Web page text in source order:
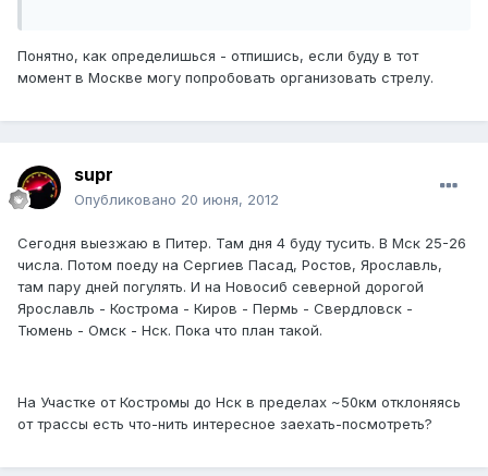
Понятно, как определишься - отпишись, если буду в тот
момент в Москве могу попробовать организовать стрелу.
supr
Опубликовано 20 июня, 2012
Сегодня выезжаю в Питер. Там дня 4 буду тусить. В Мск 25-26
числа. Потом поеду на Сергиев Пасад, Ростов, Ярославль,
там пару дней погулять. И на Новосиб северной дорогой
Ярославль - Кострома - Киров - Пермь - Свердловск -
Тюмень - Омск - Нск. Пока что план такой.
На Участке от Костромы до Нск в пределах ~50км отклоняясь
от трассы есть что-нить интересное заехать-посмотреть?